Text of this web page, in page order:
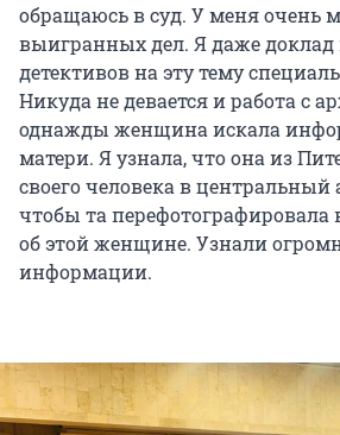
обращаюсь в суд. У меня очень
выигранных дел. Я даже
детективов на эту тему
Никуда не девается и работа с
однажды женщина искала
матери. Я узнала, что она из
своего человека в центральный
чтобы та
об этой женщине. Узнали
информации.